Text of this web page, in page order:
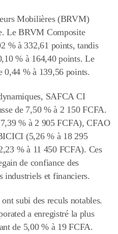
Mobilières (BRVM)
Le BRVM Composite
% à 332,61 points, tandis
% à 164,40 points. Le
0,44 % à 139,56 points.
SAFCA CI
de 7,50 %à 2 150 FCFA.
7,39 % à 2 905 FCFA),CFAO
(5,26 % à 18 295
% à 11 450 FCFA). Ces
de confiance des
industriels et financiers.
subi des reculs notables.
a enregistré la plus
de 5,00 %à 19 FCFA.